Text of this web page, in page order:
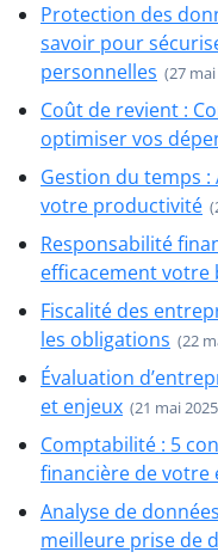
Protection des
savoir pour
personnelles (27
Coût de revient :
optimiser vos
Gestion du temps
votre productivité
Responsabilité
efficacement votre
Fiscalité des
les obligations (22
Évaluation
et enjeux (21 mai
Comptabilité : 5
financière de votre
Analyse de
meilleure prise de